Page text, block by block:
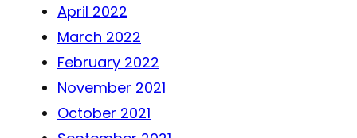
April 2022
March 2022
February 2022
November 2021
October 2021